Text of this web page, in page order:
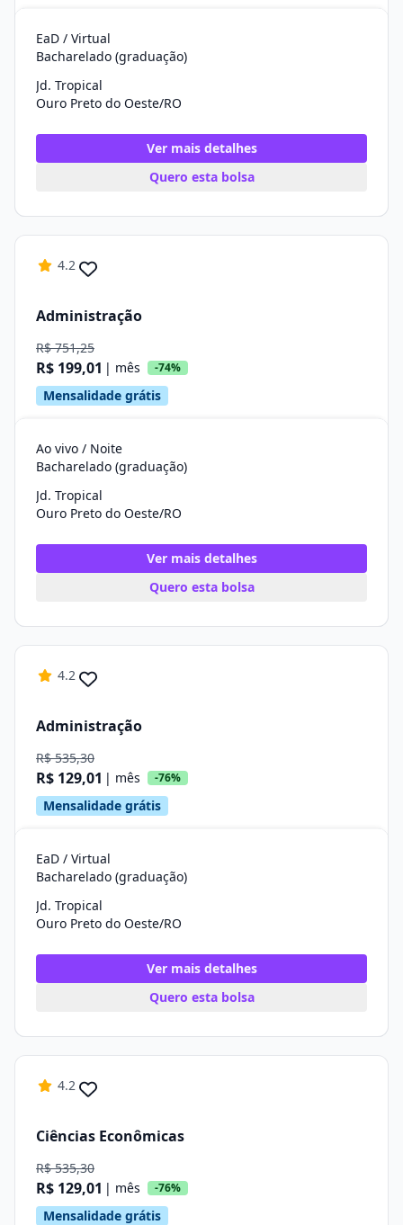
EaD / Virtual
Bacharelado (graduação)
Jd. Tropical
Ouro Preto do Oeste/RO
Ver mais detalhes
Quero esta bolsa
4.2
Administração
R$ 751,25
R$ 199,01 | mês -74%
Mensalidade grátis
Ao vivo / Noite
Bacharelado (graduação)
Jd. Tropical
Ouro Preto do Oeste/RO
Ver mais detalhes
Quero esta bolsa
4.2
Administração
R$ 535,30
R$ 129,01 | mês -76%
Mensalidade grátis
EaD / Virtual
Bacharelado (graduação)
Jd. Tropical
Ouro Preto do Oeste/RO
Ver mais detalhes
Quero esta bolsa
4.2
Ciências Econômicas
R$ 535,30
R$ 129,01 | mês -76%
Mensalidade grátis